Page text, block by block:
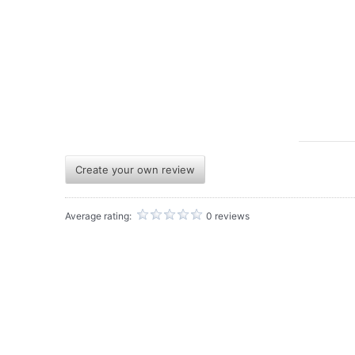
Create your own review
Average rating: 0 reviews